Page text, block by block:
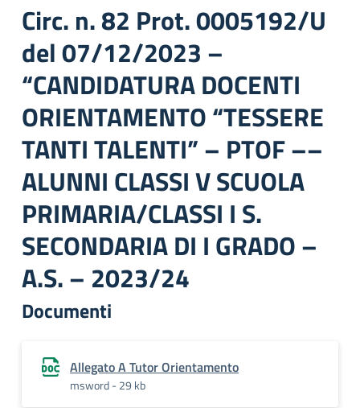
Circ. n. 82 Prot. 0005192/U
del 07/12/2023 –
“CANDIDATURA DOCENTI
ORIENTAMENTO “TESSERE
TANTI TALENTI” – PTOF ––
ALUNNI CLASSI V SCUOLA
PRIMARIA/CLASSI I S.
SECONDARIA DI I GRADO –
A.S. – 2023/24
Documenti
Allegato A Tutor Orientamento
msword - 29 kb